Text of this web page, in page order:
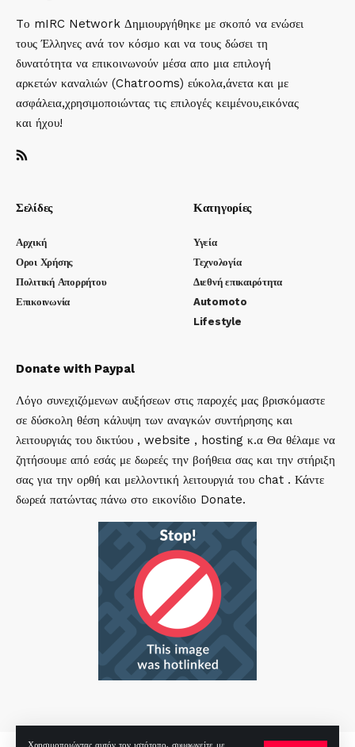
Tο mIRC Network Δημιουργήθηκε με σκοπό να ενώσει
τους Έλληνες ανά τον κόσμο και να τους δώσει τη
δυνατότητα να επικοινωνούν μέσα απο μια επιλογή
αρκετών καναλιών (Chatrooms) εύκολα,άνετα και με
ασφάλεια,χρησιμοποιώντας τις επιλογές κειμένου,εικόνας
και ήχου!
Σελίδες
Αρχική
Οροι Χρήσης
Πολιτική Απορρήτου
Επικοινωνία
Κατηγορίες
Υγεία
Τεχνολογία
Διεθνή επικαιρότητα
Automoto
Lifestyle
Donate with Paypal
Λόγο συνεχιζόμενων αυξήσεων στις παροχές μας βρισκόμαστε
σε δύσκολη θέση κάλυψη των αναγκών συντήρησης και
λειτουργιάς του δικτύου , website , hosting κ.α Θα θέλαμε να
ζητήσουμε από εσάς με δωρεές την βοήθεια σας και την στήριξη
σας για την ορθή και μελλοντική λειτουργιά του chat . Κάντε
δωρεά πατώντας πάνω στο εικονίδιο Donate.